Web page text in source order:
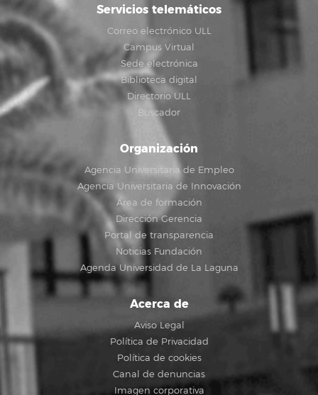
Servicios telemáticos
Correo electrónico ULL
Campus Virtual
Sede electrónica
Biblioteca digital
Directorio ULL
Buscador
Organización
Agencia Universitaria de Empleo
Agencia Universitaria de Innovación
Área de formación
Dirección Gerencia
Portal de transparencia
Noticias Fundación
Agenda Universidad de La Laguna
Acerca de
Aviso Legal
Política de Privacidad
Política de cookies
Canal de denuncias
Imagen corporativa